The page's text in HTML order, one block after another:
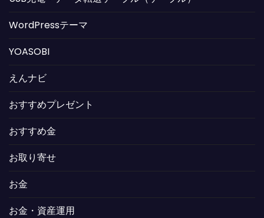
WordPressテーマ
YOASOBI
えんナビ
おすすめプレゼント
おすすめ金
お取り寄せ
お金
お金・資産運用